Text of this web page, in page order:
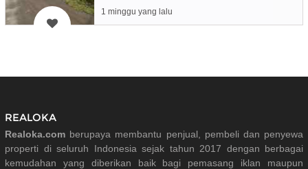
1 minggu yang lalu
REALOKA
Realoka.com berupaya membantu penjual, pembeli dan penyewa
properti di seluruh Indonesia sejak tahun 2017 dengan berbagai
kemudahan yang diberikan baik bagi pemasang iklan maupun